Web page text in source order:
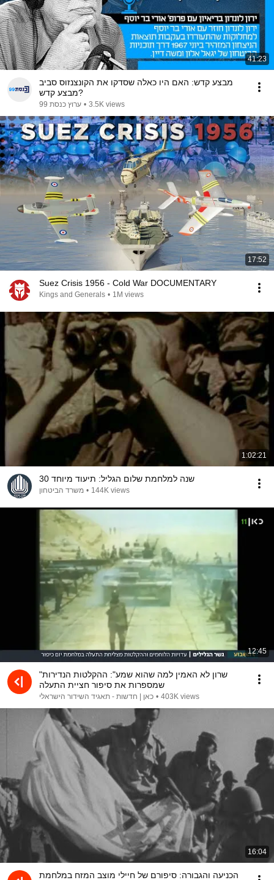
41:23
מבצע קדש: האם היו כאלה שסדקו את הקונצנזוס סביב
מבצע קדש?
ערוץ כנסת 99 • 3.5K views
17:52
Suez Crisis 1956 - Cold War DOCUMENTARY
Kings and Generals • 1M views
1:02:21
30 שנה למלחמת שלום הגליל: תיעוד מיוחד
משרד הביטחון • 144K views
12:45
"שרון לא האמין למה שהוא שמע": ההקלטות הנדירות
שמספרות את סיפור חציית התעלה
כאן | חדשות - תאגיד השידור הישראלי • 403K views
16:04
הכניעה והגבורה: סיפורם של חיילי מוצב המזח במלחמת